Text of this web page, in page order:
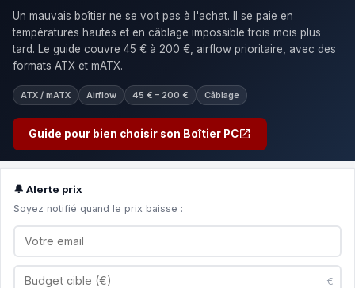
Un mauvais boîtier ne se voit pas à l'achat. Il se paie en
températures hautes et en câblage impossible trois mois plus
tard. Le guide couvre 45 € à 200 €, airflow prioritaire, avec des
formats ATX et mATX.
ATX / mATX Airflow 45 € – 200 € Câblage
Guide pour bien choisir son Boîtier PC
🔔 Alerte prix
Soyez notifié quand le prix baisse :
€